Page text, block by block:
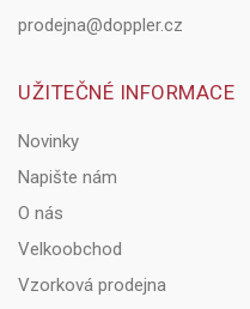
prodejna@doppler.cz
UŽITEČNÉ INFORMACE
Novinky
Napište nám
O nás
Velkoobchod
Vzorková prodejna